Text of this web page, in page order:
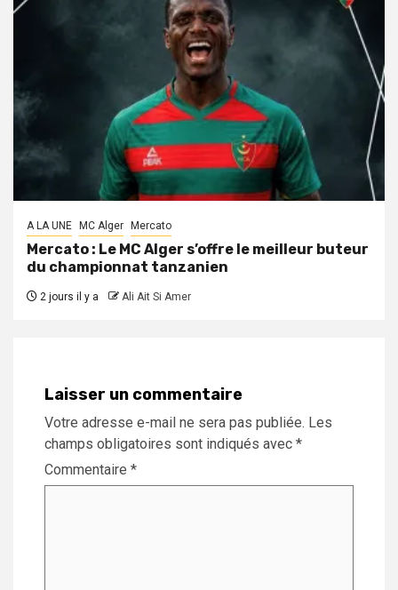
A LA UNE MC Alger Mercato
Mercato : Le MC Alger s’offre le meilleur buteur
du championnat tanzanien
2 jours il y a Ali Ait Si Amer
Laisser un commentaire
Votre adresse e-mail ne sera pas publiée. Les
champs obligatoires sont indiqués avec *
Commentaire *